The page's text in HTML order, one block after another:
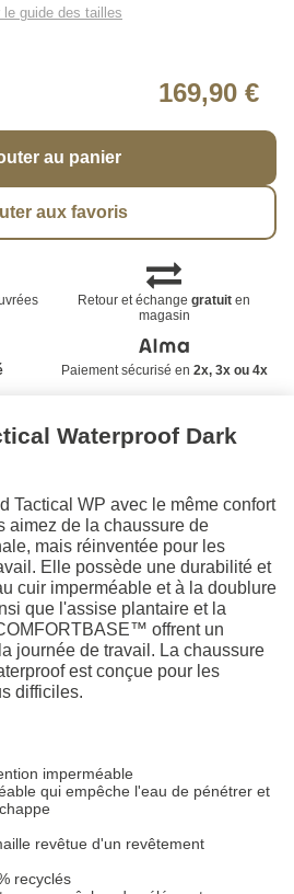
le guide des tailles
169,90 €
au panier
aux favoris
Retour et échangegratuit en
magasin
Paiement sécurisé en 2x, 3x ou 4x
Waterproof Dark
Tactical WP avec le même confort
aimez de la chaussure de
mais réinventée pour les
Elle possède une durabilité et
cuir imperméable et à la doublure
que l'assise plantaire et la
offrent un
journée de travail. La chaussure
est conçue pour les
difficiles.
imperméable
qui empêche l'eau de pénétrer et
revêtue d'un revêtement
recyclés